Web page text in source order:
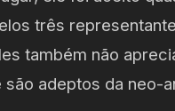
três
também não
são adeptos da neo-